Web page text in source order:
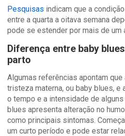
Pesquisas indicam que a
entre a quarta a oitava semana
pode se estender por mais de um
Diferença entre baby
parto
Algumas referências apontam
tristeza materna, ou baby blues,
o tempo e a intensidade de
blues apresenta alteração no
como principais sintomas.
um curto período e pode estar